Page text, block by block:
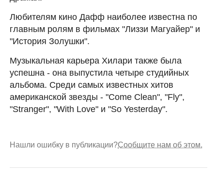
Любителям кино Дафф наиболее известна по
главным ролям в фильмах "Лиззи Магуайер" и
"История Золушки".
Музыкальная карьера Хилари также была
успешна - она выпустила четыре студийных
альбома. Среди самых известных хитов
американской звезды - "Come Clean", "Fly",
"Stranger", "With Love" и "So Yesterday".
Нашли ошибку в публикации?Сообщите нам об этом.